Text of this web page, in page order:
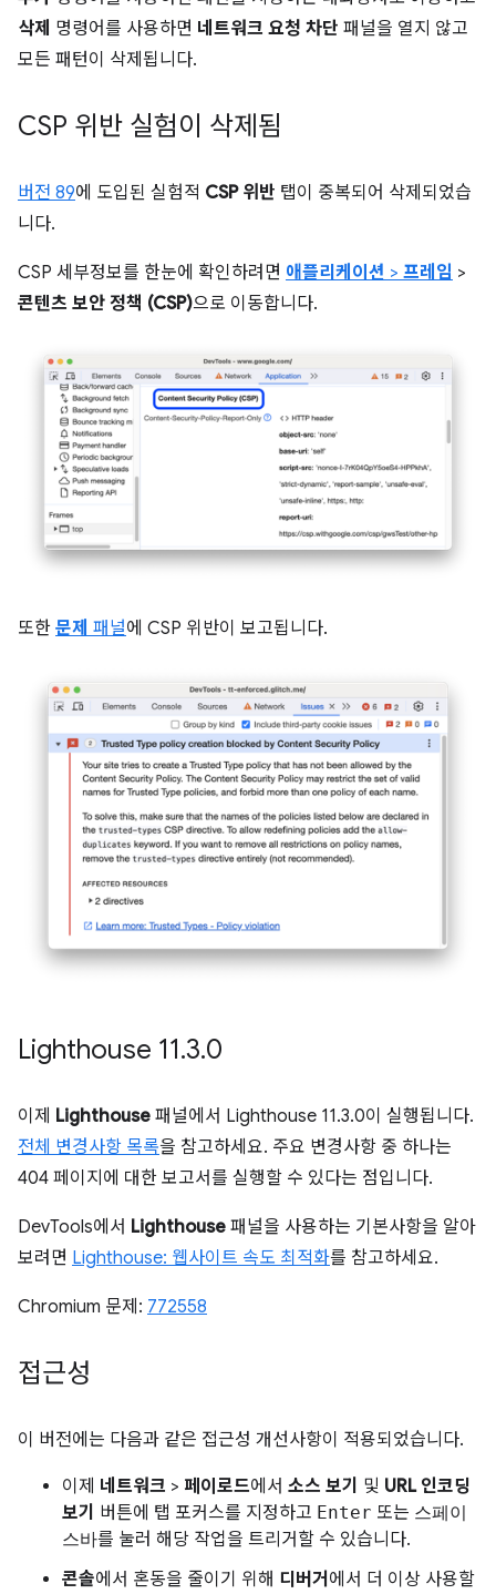
삭제 명령어를 사용하면 네트워크 요청 차단 패널을 열지 않고
모든 패턴이 삭제됩니다.
CSP 위반 실험이 삭제됨
버전 89에 도입된 실험적 CSP 위반 탭이 중복되어 삭제되었습
니다.
CSP 세부정보를 한눈에 확인하려면 애플리케이션 > 프레임 >
콘텐츠 보안 정책 (CSP)으로 이동합니다.
또한 문제 패널에 CSP 위반이 보고됩니다.
Lighthouse 11.3.0
이제 Lighthouse 패널에서 Lighthouse 11.3.0이 실행됩니다.
전체 변경사항 목록을 참고하세요. 주요 변경사항 중 하나는
404 페이지에 대한 보고서를 실행할 수 있다는 점입니다.
DevTools에서 Lighthouse 패널을 사용하는 기본사항을 알아
보려면 Lighthouse: 웹사이트 속도 최적화를 참고하세요.
Chromium 문제: 772558
접근성
이 버전에는 다음과 같은 접근성 개선사항이 적용되었습니다.
이제 네트워크 > 페이로드에서 소스 보기 및 URL 인코딩
보기 버튼에 탭 포커스를 지정하고 Enter 또는 스페이
스바를 눌러 해당 작업을 트리거할 수 있습니다.
콘솔에서 혼동을 줄이기 위해 디버거 에서 더 이상 사용할